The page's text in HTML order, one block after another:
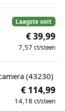
Laagste ooit
€ 39,99
7,57 ct/steen
(43230)
€ 114,99
14,18 ct/steen